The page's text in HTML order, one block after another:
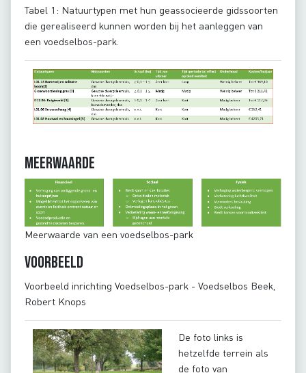
Tabel 1: Natuurtypen met hun geassocieerde gidssoorten
die gerealiseerd kunnen worden bij het aanleggen van
een voedselbos-park.
Meerwaarde
Meerwaarde van een voedselbos-park
Voorbeeld
Voorbeeld inrichting Voedselbos-park - Voedselbos Beek,
Robert Knops
De foto links is
hetzelfde terrein als
de foto van